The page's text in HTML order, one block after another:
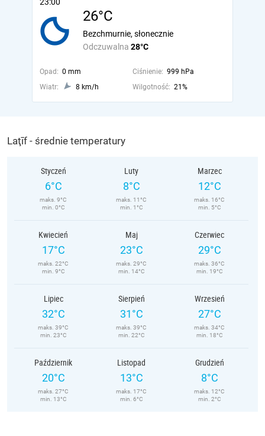
26°C
Odczuwalna 28°C
Bezchmurnie, słonecznie
Opad: 0 mm Ciśnienie: 999 hPa
Wiatr:
8 km/h Wilgotność: 21%
Laţīf - średnie temperatury
Styczeń
6°C
maks. 9°C
min. 0°C
Luty
8°C
maks. 11°C
min. 1°C
Marzec
12°C
maks. 16°C
min. 5°C
Kwiecień
17°C
maks. 22°C
min. 9°C
Maj
23°C
maks. 29°C
min. 14°C
Czerwiec
29°C
maks. 36°C
min. 19°C
Lipiec
32°C
maks. 39°C
min. 23°C
Sierpień
31°C
maks. 39°C
min. 22°C
Wrzesień
27°C
maks. 34°C
min. 18°C
Październik
20°C
maks. 27°C
min. 13°C
Listopad
13°C
maks. 17°C
min. 6°C
Grudzień
8°C
maks. 12°C
min. 2°C